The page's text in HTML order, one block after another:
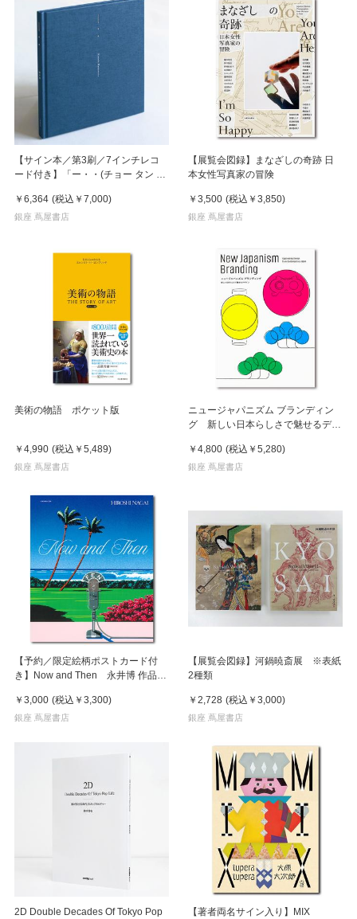
【サイン本／第3刷／7インチレコ
ード付き】「ー・・(チョー タン タ
￥6,364 (税込 ￥7,000)
銀座 蔦屋書店
【展覧会図録】まなざしの奇跡 日
本女性写真家の冒険
￥3,500 (税込 ￥3,850)
銀座 蔦屋書店
美術の物語 ポケット版
￥4,990 (税込 ￥5,489)
銀座 蔦屋書店
ニュージャパニズム ブランディン
グ 新しい日本らしさで魅せるデザ
￥4,800 (税込 ￥5,280)
銀座 蔦屋書店
【予約／限定絵柄ポストカード付
き】Now and Then 永井博 作品
￥3,000 (税込 ￥3,300)
銀座 蔦屋書店
【展覧会図録】河鍋暁斎展 ※表紙
2種類
￥2,728 (税込 ￥3,000)
銀座 蔦屋書店
2D Double Decades Of Tokyo Pop
【著者両名サイン入り】MIX